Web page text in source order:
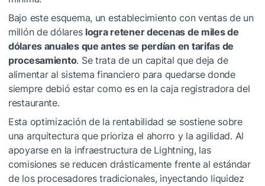
Bajo este esquema, un establecimiento con ventas de un
millón de dólares logra retener decenas de miles de
dólares anuales que antes se perdían en tarifas de
procesamiento. Se trata de un capital que deja de
alimentar al sistema financiero para quedarse donde
siempre debió estar como es en la caja registradora del
restaurante.
Esta optimización de la rentabilidad se sostiene sobre
una arquitectura que prioriza el ahorro y la agilidad. Al
apoyarse en la infraestructura de Lightning, las
comisiones se reducen drásticamente frente al estándar
de los procesadores tradicionales, inyectando liquidez